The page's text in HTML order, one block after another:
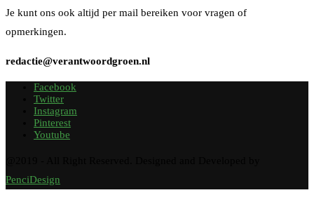
Je kunt ons ook altijd per mail bereiken voor vragen of
opmerkingen.
redactie@verantwoordgroen.nl
Facebook
Twitter
Instagram
Pinterest
Youtube
PenciDesign